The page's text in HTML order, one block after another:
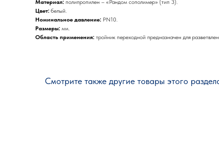
Материал: полипропилен – «Рандом сополимер» (тип 3).
Цвет: белый.
Номинальное давление: PN10.
Размеры: мм.
Область применения: тройник переходной предназначен для
Смотрите также другие товары этого